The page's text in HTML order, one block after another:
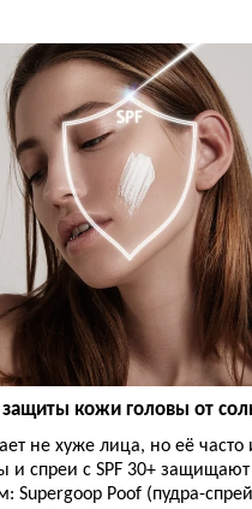
защиты кожи головы от
не хуже лица, но её часто
и спреи с SPF 30+ защищают
Supergoop Poof (пудра-